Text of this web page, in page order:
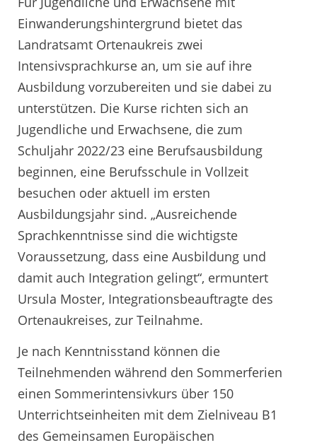
Einwanderungshintergrund bietet das
Landratsamt Ortenaukreis zwei
Intensivsprachkurse an, um sie auf ihre
Ausbildung vorzubereiten und sie dabei zu
unterstützen. Die Kurse richten sich an
Jugendliche und Erwachsene, die zum
Schuljahr 2022/23 eine Berufsausbildung
beginnen, eine Berufsschule in Vollzeit
besuchen oder aktuell im ersten
Ausbildungsjahr sind. „Ausreichende
Sprachkenntnisse sind die wichtigste
Voraussetzung, dass eine Ausbildung und
damit auch Integration gelingt“, ermuntert
Ursula Moster, Integrationsbeauftragte des
Ortenaukreises, zur Teilnahme.
Je nach Kenntnisstand können die
Teilnehmenden während den Sommerferien
einen Sommerintensivkurs über 150
Unterrichtseinheiten mit dem Zielniveau B1
des Gemeinsamen Europäischen